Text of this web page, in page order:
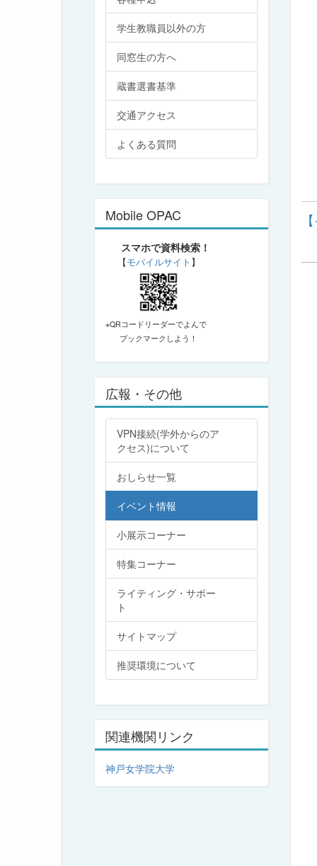
学生教職員以外の方
同窓生の方へ
蔵書選書基準
交通アクセス
よくある質問
Mobile OPAC
スマホで資料検索！
【モバイルサイト 】
※QRコードリーダーでよんで
ブックマークしよう！
広報・その他
VPN接続(学外からのア
クセス)について
おしらせ一覧
イベント情報
小展示コーナー
特集コーナー
ライティング・サポー
ト
サイトマップ
推奨環境について
関連機関リンク
神戸女学院大学